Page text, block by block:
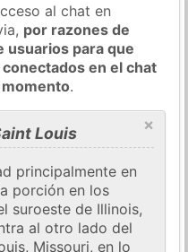
al chat en
por razones de
usuarios para que
en el chat
.
×
Louis
principalmente en
porción en los
suroeste de Illinois,
al otro lado del
Missouri, en lo